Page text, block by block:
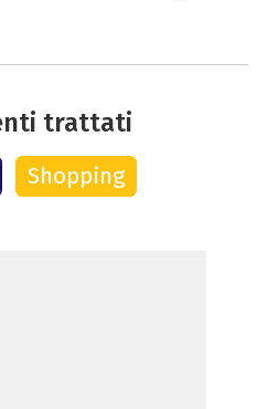
trattati
Shopping